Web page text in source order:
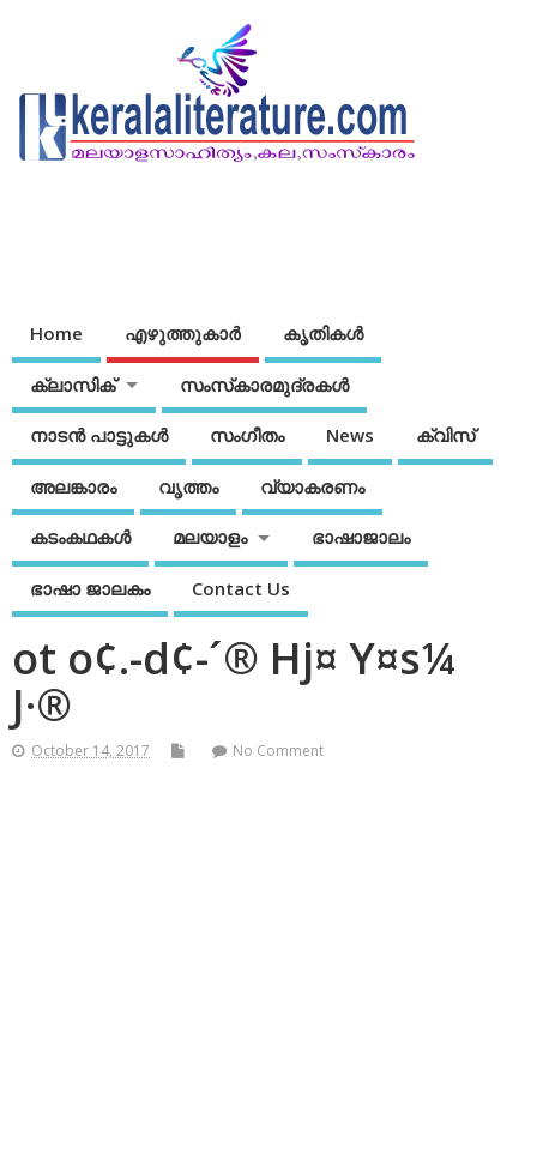
Home എഴുത്തുകാര്‍ കൃതികൾ
ക്ലാസിക് സംസ്‌കാരമുദ്രകള്‍
നാടന്‍ പാട്ടുകള്‍ സംഗീതം News ക്വിസ്
അലങ്കാരം വൃത്തം വ്യാകരണം
കടംകഥകള്‍ മലയാളം ഭാഷാജാലം
ഭാഷാ ജാലകം Contact Us
ot o¢.-d¢-´® Hj¤ Y¤s¼
J·®
October 14, 2017 No Comment